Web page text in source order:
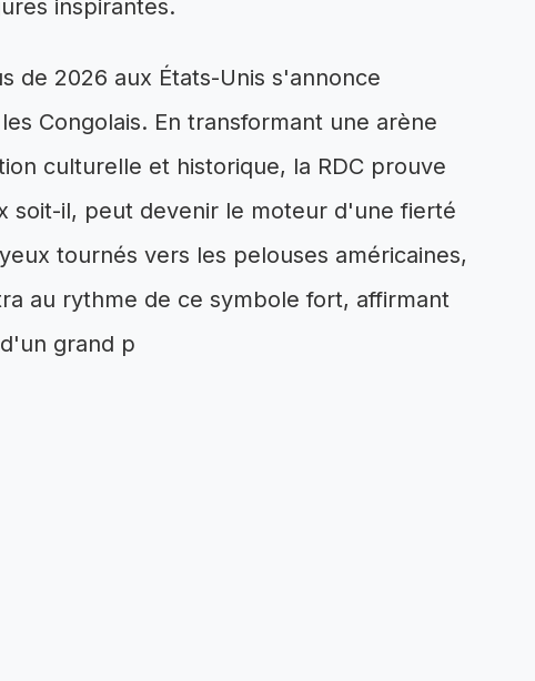
inspirantes.
de 2026 aux États-Unis s'annonce
Congolais. En transformant une arène
culturelle et historique, la RDC prouve
soit-il, peut devenir le moteur d'une fierté
tournés vers les pelouses américaines,
au rythme de ce symbole fort, affirmant
grand p